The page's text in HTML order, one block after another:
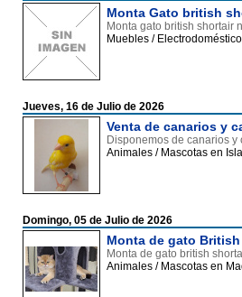
Monta Gato british
Monta gato british shortair
Muebles /
Jueves, 16 de Julio de 2026
Venta de canarios y
Disponemos de canarios
Animales / Mascotas en
Domingo, 05 de Julio de 2026
Monta de gato
Monta de gato british
Animales / Mascotas en